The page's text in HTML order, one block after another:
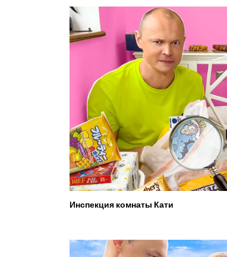
Инспекция комнаты Кати